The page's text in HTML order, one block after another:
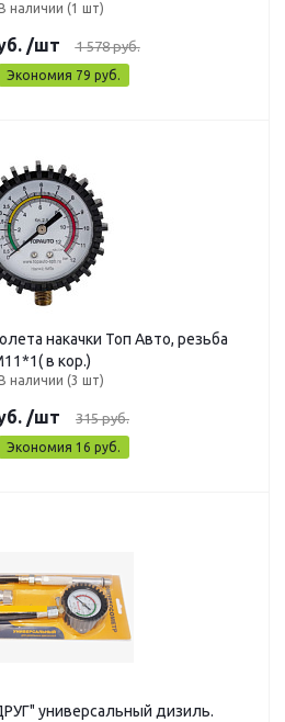
наличии (1 шт)
/шт 1 578руб.
Экономия 79 руб.
накачки Топ Авто, резьба
в кор.)
наличии (3 шт)
/шт 315руб.
Экономия 16 руб.
"ДРУГ" универсальный дизиль.